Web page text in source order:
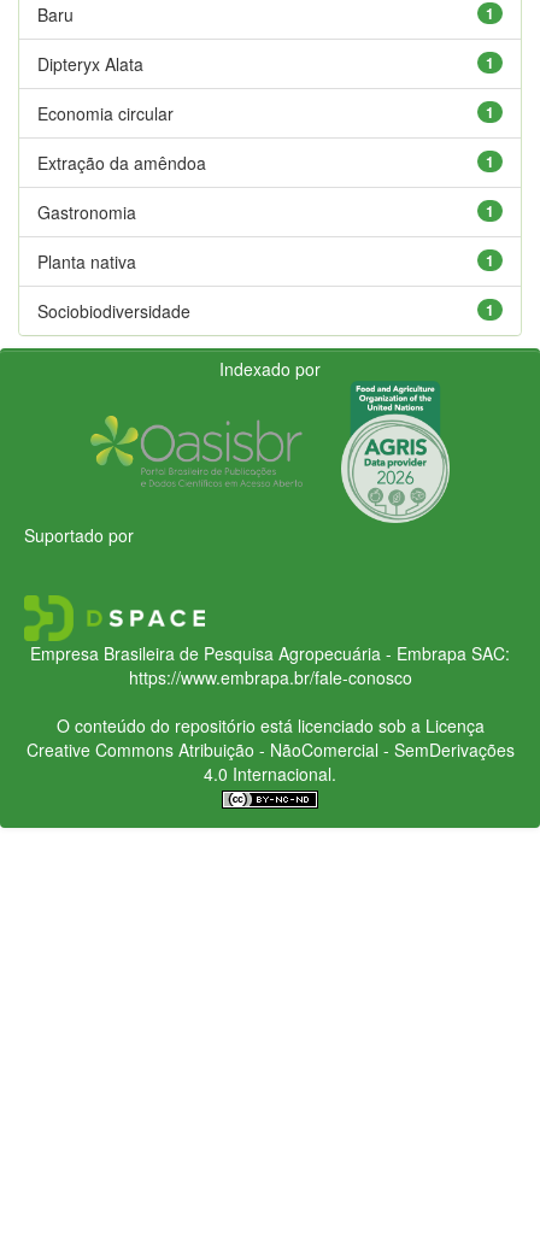
1
Baru
1
Dipteryx Alata
1
Economia circular
1
Extração da amêndoa
1
Gastronomia
1
Planta nativa
1
Sociobiodiversidade
Indexado por
Suportado por
Empresa Brasileira de Pesquisa Agropecuária - Embrapa SAC:
https://www.embrapa.br/fale-conosco
O conteúdo do repositório está licenciado sob a Licença
Creative CommonsAtribuição - NãoComercial - SemDerivações
4.0 Internacional.